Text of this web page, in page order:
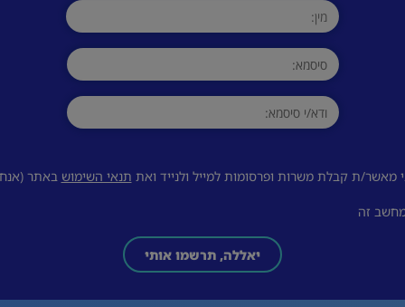
מאשר/ת קבלת משרות ופרסומות למייל ולנייד ואת תנאי השימוש באתר
זה
יאללה, תרשמו אותי